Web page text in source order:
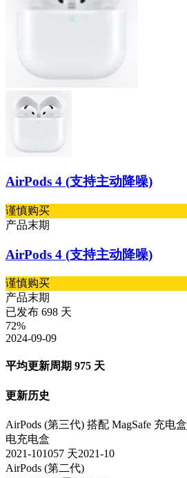
AirPods 4 (支持主动降噪)
谨慎购买
产品末期
AirPods 4 (支持主动降噪)
谨慎购买
产品末期
已发布 698 天
72%
2024-09-09
平均更新周期 975 天
更新历史
AirPods (第三代) 搭配 MagSafe 充电盒
电充电盒
2021-101057 天2021-10
AirPods (第二代)